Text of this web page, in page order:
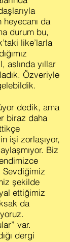
da
durum bu,
like’larla
aslında yıllar
Özveriyle
dedik, ama
biraz daha
işi zorlaşıyor,
Biz
Sevdiğimiz
şekilde
ettiğimiz
da
var.
dergi